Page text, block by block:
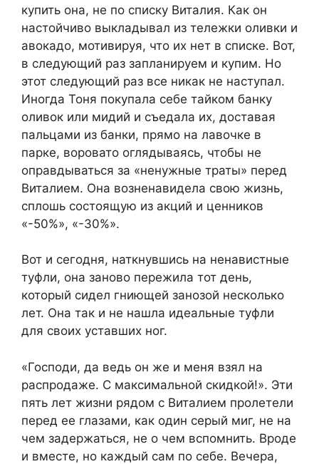
кyпить она, не по списку Виталия. Как он
настойчиво выкладывал из тележки оливки и
авокадо, мотивируя, что их нет в списке. Вот,
в следующий раз запланируем и кyпим. Но
этот следующий раз все никак не наступал.
Иногда Тоня покупала себе тайком банку
оливок или мидий и съедала их, доставая
пальцами из банки, прямо на лавочке в
парке, воровато оглядываясь, чтобы не
оправдываться за «ненужные траты» перед
Виталием. Она возненавидела свою жизнь,
сплошь состоящую из акций и ценников
«-50%», «-30%».
Вот и сегодня, наткнувшись на ненавистные
туфли, она заново пережила тот день,
который сидел гниющей занозой несколько
лет. Она так и не нашла идеальные туфли
для своих уставших ног.
«Господи, да ведь он же и меня взял на
распродаже. С максимальной скидкой!». Эти
пять лет жизни рядом с Виталием пролетели
перед ее глазами, как один серый миг, не на
чем задержаться, не о чем вспомнить. Вроде
и вместе, но каждый сам по себе. Вечера,